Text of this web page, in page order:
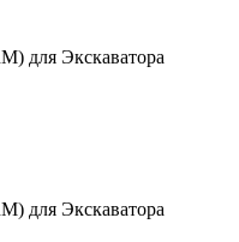
для Экскаватора
для Экскаватора